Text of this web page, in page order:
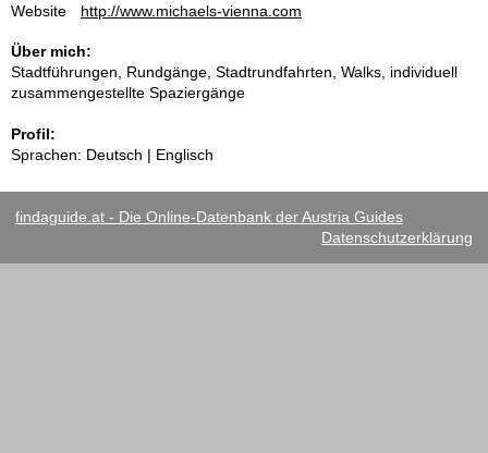
Website
http://www.michaels-vienna.com
Über mich:
Stadtführungen, Rundgänge, Stadtrundfahrten, Walks, individuell
zusammengestellte Spaziergänge
Profil:
Sprachen: Deutsch | Englisch
findaguide.at - Die Online-Datenbank der Austria Guides
Datenschutzerklärung